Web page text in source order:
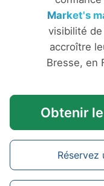
Market's
visibilité
accroître
Bresse, en
Obtenir
Réservez